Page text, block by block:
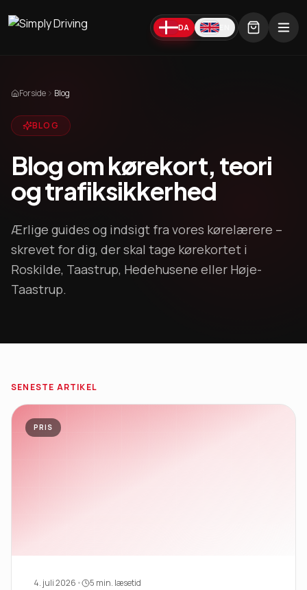
DA
Forside Blog
BLOG
Blog om kørekort, teori
og trafiksikkerhed
Ærlige guides og indsigt fra vores kørelærere –
skrevet for dig, der skal tage kørekortet i
Roskilde, Taastrup, Hedehusene eller Høje-
Taastrup.
SENESTE ARTIKEL
PRIS
4. juli 2026 • 5 min. læsetid